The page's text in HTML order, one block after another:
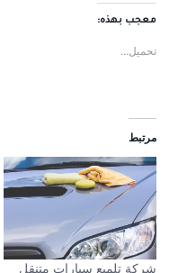
معجب بهذه:
تحميل...
مرتبط
شركة تلميع سيارات متنقل